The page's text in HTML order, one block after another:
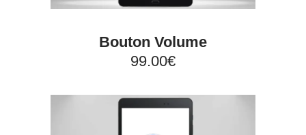
Bouton Volume
99.00€